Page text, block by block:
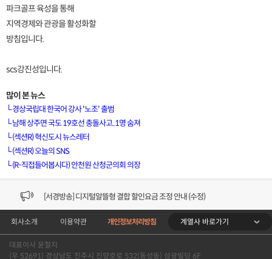
파크골프 육성을 통해
지역경제와 관광을 활성화할
방침입니다.
scs강진성입니다.
많이 본 뉴스
└경상국립대 한국어 강사 '노조' 출범
└남해 상주면 국도 19호선 충돌사고..1명 숨져
└(섹션R) 혁신도시 뉴스레터
└(섹션R) 오늘의 SNS
└(R-직접들어봅시다) 안천원 산청군의회 의장
[서경방송] 일부 채널편성 변경 안내의 건 (7/22)
[서경방송] 디지털알뜰형 결합 할인요금 조정 안내 (수정)
[공지] 개인정보처리방침 (Ver2.15) 개정의 건 (7/1)
[서경방송] 일부 채널편성 변경 안내의 건 (7/1)
회사소개 이용약관 개인정보처리방침 계열사 바로가기
대표이사 윤철지
(우 52691) 경상남도 진주시 진양호로 532(동성동) 삼광빌딩 6F